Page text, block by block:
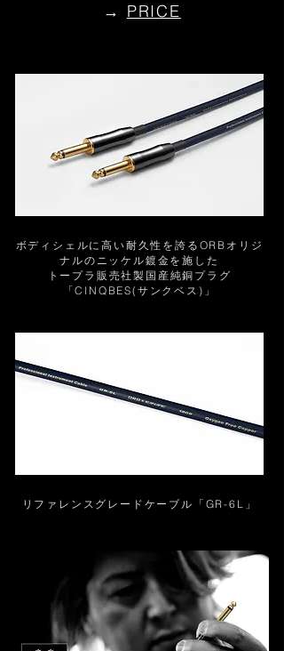
​→ PRICE
ボディシェルに高い耐久性を誇るORBオリジ
ナルのニッケル鍍金を施した
トープラ販売社製国産純銅プラグ
「CINQBES(サンクベス)」
リファレンスグレードケーブル「GR-6L」